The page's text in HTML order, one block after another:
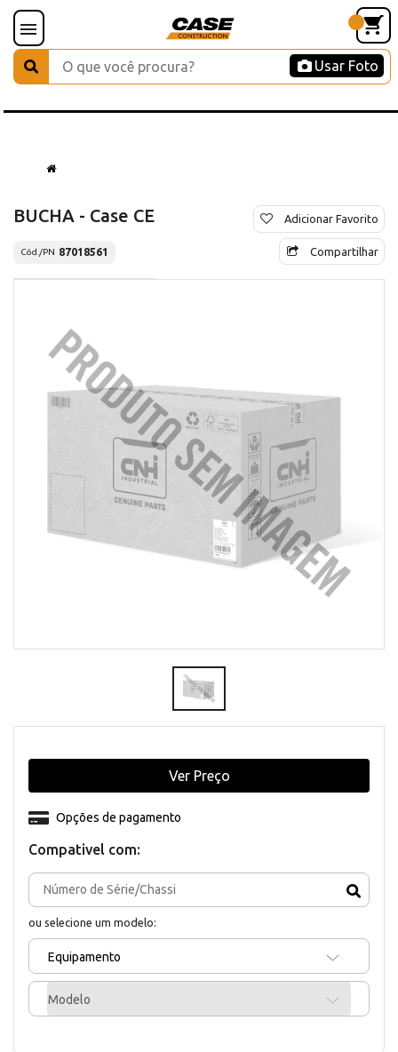
Usar Foto
BUCHA - Case CE
Cód./PN 87018561
Adicionar Favorito
Compartilhar
Compativel com:
ou selecione um modelo:
Equipamento
Modelo
Opções de pagamento
Ver Preço